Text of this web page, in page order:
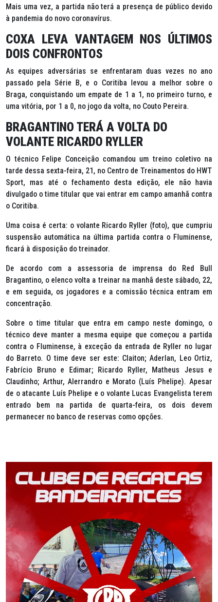
Mais uma vez, a partida não terá a presença de público devido
à pandemia do novo coronavírus.
COXA LEVA VANTAGEM NOS ÚLTIMOS
DOIS CONFRONTOS
As equipes adversárias se enfrentaram duas vezes no ano
passado pela Série B, e o Coritiba levou a melhor sobre o
Braga, conquistando um empate de 1 a 1, no primeiro turno, e
uma vitória, por 1 a 0, no jogo da volta, no Couto Pereira.
BRAGANTINO TERÁ A VOLTA DO
VOLANTE RICARDO RYLLER
O técnico Felipe Conceição comandou um treino coletivo na
tarde dessa sexta-feira, 21, no Centro de Treinamentos do HWT
Sport, mas até o fechamento desta edição, ele não havia
divulgado o time titular que vai entrar em campo amanhã contra
o Coritiba.
Uma coisa é certa: o volante Ricardo Ryller (foto), que cumpriu
suspensão automática na última partida contra o Fluminense,
ficará à disposição do treinador.
De acordo com a assessoria de imprensa do Red Bull
Bragantino, o elenco volta a treinar na manhã deste sábado, 22,
e em seguida, os jogadores e a comissão técnica entram em
concentração.
Sobre o time titular que entra em campo neste domingo, o
técnico deve manter a mesma equipe que começou a partida
contra o Fluminense, à exceção da entrada de Ryller no lugar
do Barreto. O time deve ser este: Claiton; Aderlan, Leo Ortiz,
Fabrício Bruno e Edimar; Ricardo Ryller, Matheus Jesus e
Claudinho; Arthur, Alerrandro e Morato (Luís Phelipe). Apesar
de o atacante Luís Phelipe e o volante Lucas Evangelista terem
entrado bem na partida de quarta-feira, os dois devem
permanecer no banco de reservas como opções.